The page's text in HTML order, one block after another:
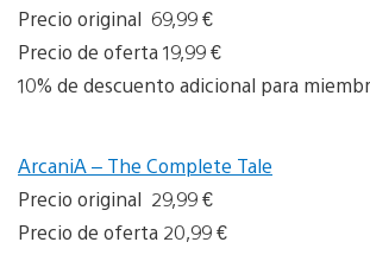
Precio original 69,99 €
Precio de oferta 19,99 €
10% de descuento adicional para
ArcaniA – The Complete Tale
Precio original 29,99 €
Precio de oferta 20,99 €